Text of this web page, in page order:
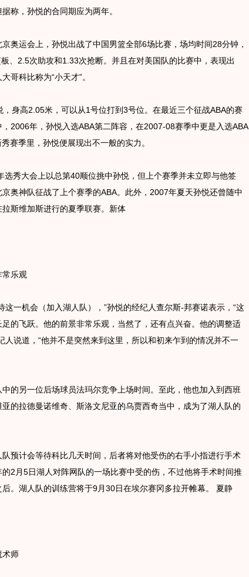
称，孙悦的合同期应为两年。
运会上，孙悦出战了中国男篮全部6场比赛，场均时间28分钟，
、2.5次助攻和1.33次抢断。并且在对美国队的比赛中，表现出
哥科比称为“小天才”。
高2.05米，可以从1号位打到3号位。在最近三个征战ABA的赛
2006年，孙悦入选ABA第二阵容，在2007-08赛季中更是入选ABA
赛季里，孙悦便展现出不一般的实力。
秀大会上以总第40顺位挑中孙悦，但上个赛季并未立即与他签
奥神队征战了上个赛季的ABA。此外，2007年夏天孙悦还曾随中
斯维加斯进行的夏季联赛。新体
乐观
一机会（加入湖人队），”孙悦的经纪人查尔斯-邦赛诺表示，“这
足的飞跃。他的前景非常乐观，当然了，还有点兴奋。他的调整适
人说道，“他并不是突然来到这里，所以和初来乍到的情况并不一
另一位后场球员法玛尔竞争上场时间。至此，他也加入到西班
的拉德曼诺维奇、斯洛文尼亚的乌贾西奇当中，成为了湖人队的
计会等待科比几天时间，后者将对他受伤的右手小指进行手术
2月5日湖人对阵网队的一场比赛中受的伤，不过他将手术时间推
。湖人队的训练营将于9月30日在埃尔赛冈多拉开帷幕。 夏静
师